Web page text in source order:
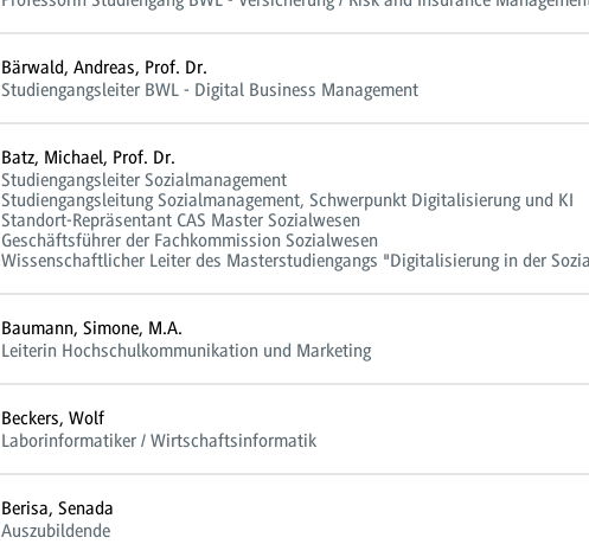
Bärwald, Andreas, Prof. Dr.
Studiengangsleiter BWL - Digital Business Management
Batz, Michael, Prof. Dr.
Studiengangsleiter Sozialmanagement
Studiengangsleitung Sozialmanagement, Schwerpunkt Digitalisierung und KI
Standort-Repräsentant CAS Master Sozialwesen
Geschäftsführer der Fachkommission Sozialwesen
Wissenschaftlicher Leiter des Masterstudiengangs "Digitalisierung in der
Baumann, Simone, M.A.
Leiterin Hochschulkommunikation und Marketing
Beckers, Wolf
Laborinformatiker / Wirtschaftsinformatik
Berisa, Senada
Auszubildende